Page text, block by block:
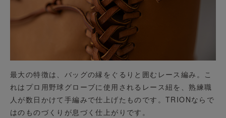
最大の特徴は、バッグの縁をぐるりと囲むレース編み。こ
れはプロ用野球グローブに使用されるレース紐を、熟練職
人が数日かけて手編みで仕上げたものです。TRIONならで
はのものづくりが息づく仕上がりです。